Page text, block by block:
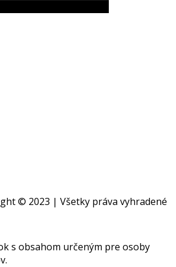
© 2023 | Všetky práva vyhradené
s obsahom určeným pre osoby